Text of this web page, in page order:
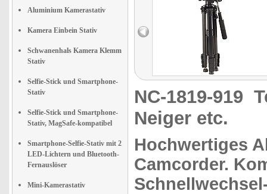
Aluminium Kamerastativ
Kamera Einbein Stativ
Schwanenhals Kamera Klemm
Stativ
Selfie-Stick und Smartphone-
Stativ
Selfie-Stick und Smartphone-
Stativ, MagSafe-kompatibel
Smartphone-Selfie-Stativ mit 2
LED-Lichtern und Bluetooth-
Fernauslöser
Mini-Kamerastativ
NC-1819-919
Neiger etc.
Hochwertiges
Camcorder.